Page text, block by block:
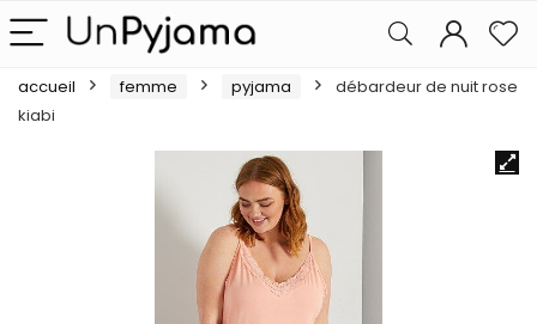
accueil femme pyjama
débardeur de nuit rose
kiabi